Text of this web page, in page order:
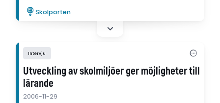
aktionsforskning visar att med gemensamma
insatser från pedagog och föräldrar kan man
vända ett barns negativa utvecklingsspiral.
Skolporten
Intervju
Utveckling av skolmiljöer ger möjligheter till
lärande
2006-11-29